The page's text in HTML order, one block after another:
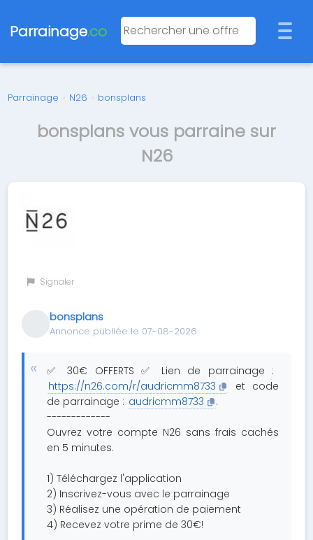
Parrainage.co
Parrainage › N26 › bonsplans
bonsplans vous parraine sur
N26
Signaler
bonsplans
Annonce publiée le 07-08-2026
✅ 30€ OFFERTS ✅ Lien de parrainage :
https://n26.com/r/audricmm8733
et code
de parrainage : audricmm8733
.
-------------
Ouvrez votre compte N26 sans frais cachés
en 5 minutes.
1) Téléchargez l'application
2) Inscrivez-vous avec le parrainage
3) Réalisez une opération de paiement
4) Recevez votre prime de 30€!